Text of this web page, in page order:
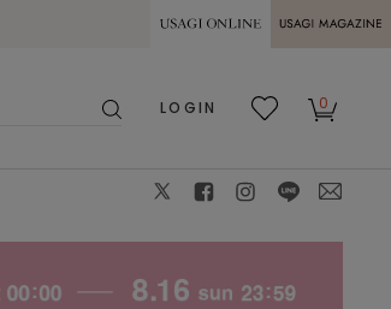
熊本県熊本地方を震源とする地震の影響に
MAGAZINE
LOGIN
0